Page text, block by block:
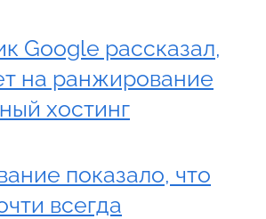
Google рассказал,
на ранжирование
хостинг
показало, что
всегда